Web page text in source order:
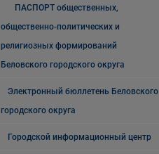
ПАСПОРТ общественных,
общественно-политических и
религиозных формирований
Беловского городского округа
Электронный бюллетень Беловского
городского округа
Городской информационный центр